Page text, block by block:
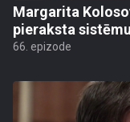
Margarita
pieraksta sistēmu
66. epizode